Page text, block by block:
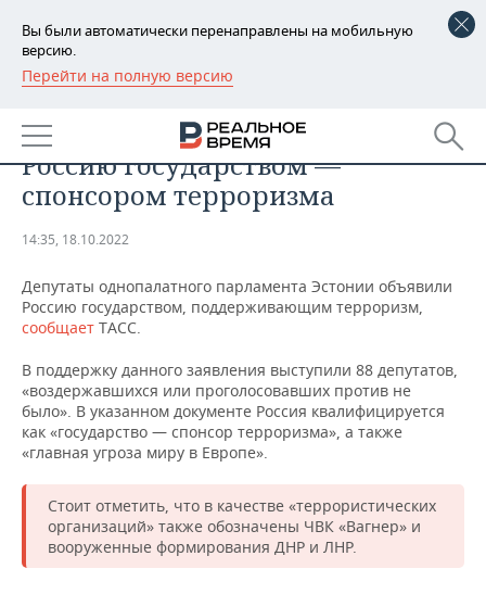
Вы были автоматически перенаправлены на мобильную
версию.
Перейти на полную версию
РЕГИОНЫ
БАШКОРТОСТАН
ТАТАРСТАН
НОВОСТИ
АНАЛИТИКА
ДЕКЛАРАЦИИ О ДОХОДАХ
КОРОЛИ ГОСЗАКАЗА ПФО
ВУЗЫ ТАТАРСТАНА
КОМУ ПРИНАДЛЕЖАТ
ТОРГОВЫЕ ЦЕНТРЫ
ТАТАРСТАНА
НОВОСТИ ЭКОНОМИКИ
ФИНАНСЫ
БАНКИ
БЮДЖЕТ
ПРОМЫШЛЕННОСТЬ
НОВОСТИ
АГРОПРОМ
МАШИНОСТРОЕНИЕ
НЕФТЬ
НЕДВИЖИМОСТЬ
НОВОСТИ НЕДВИЖИМОСТИ
АВТО
НОВОСТИ АВТО
БИЗНЕС
РОЗНИЧНАЯ ТОРГОВЛЯ
НОВОСТИ ТЕХНОЛОГИЙ
МЕРОПРИЯТИЯ
Парламент Эстонии объявил
Россию государством —
спонсором терроризма
14:35, 18.10.2022
Депутаты однопалатного парламента Эстонии объявили
Россию государством, поддерживающим терроризм,
сообщает ТАСС.
В поддержку данного заявления выступили 88 депутатов,
«воздержавшихся или проголосовавших против не
было». В указанном документе Россия квалифицируется
как «государство — спонсор терроризма», а также
«главная угроза миру в Европе».
Стоит отметить, что в качестве «террористических
организаций» также обозначены ЧВК «Вагнер» и
вооруженные формирования ДНР и ЛНР.